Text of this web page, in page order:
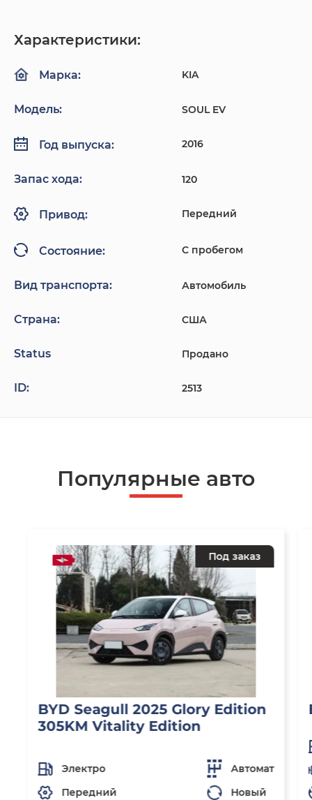
Характеристики:
Марка: KIA
Модель: SOUL EV
Год выпуска: 2016
Запас хода: 120
Привод: Передний
Состояние: С пробегом
Вид транспорта: Автомобиль
Страна: США
Status Продано
ID: 2513
Популярные авто
Под заказ
BYD Seagull 2025 Glory Edition
305KM Vitality Edition
Электро
Автомат
Передний
Новый